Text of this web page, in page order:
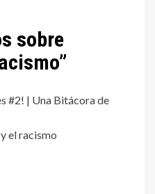
sobre
”
#2! | Una Bitácora de
el racismo